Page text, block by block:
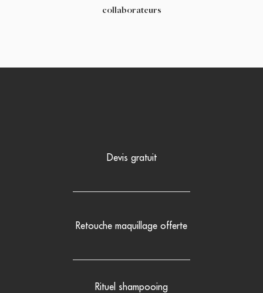
collaborateurs
Devis gratuit
Retouche maquillage offerte
Rituel shampooing